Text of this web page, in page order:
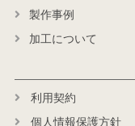
製作事例
加工について
利用契約
個人情報保護方針